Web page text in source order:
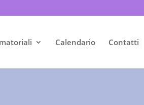
Calendario Contatti